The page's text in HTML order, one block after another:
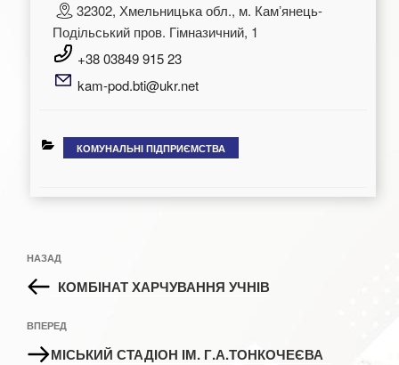
32302, Хмельницька обл., м. Камʼянець-
Подільський пров. Гімназичний, 1
+38 03849 915 23
kam-pod.bti@ukr.net
КАТЕГОРІЇ
КОМУНАЛЬНІ ПІДПРИЄМСТВА
записів
Попередній
запис:
НАЗАД
КОМБІНАТ ХАРЧУВАННЯ УЧНІВ
Наступний
запис
ВПЕРЕД
МІСЬКИЙ СТАДІОН ІМ. Г.А.ТОНКОЧЕЄВА